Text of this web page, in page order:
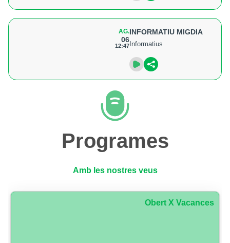
AG.
06
12:47
INFORMATIU MIGDIA
Informatius
Programes
Amb les nostres veus
Obert X Vacances